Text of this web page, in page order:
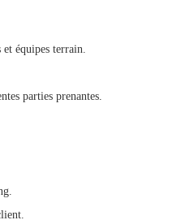
équipes terrain.
parties prenantes.